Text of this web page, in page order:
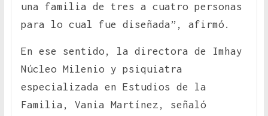
una familia de tres a cuatro personas
para lo cual fue diseñada”, afirmó.
En ese sentido, la directora de Imhay
Núcleo Milenio y psiquiatra
especializada en Estudios de la
Familia, Vania Martínez, señaló